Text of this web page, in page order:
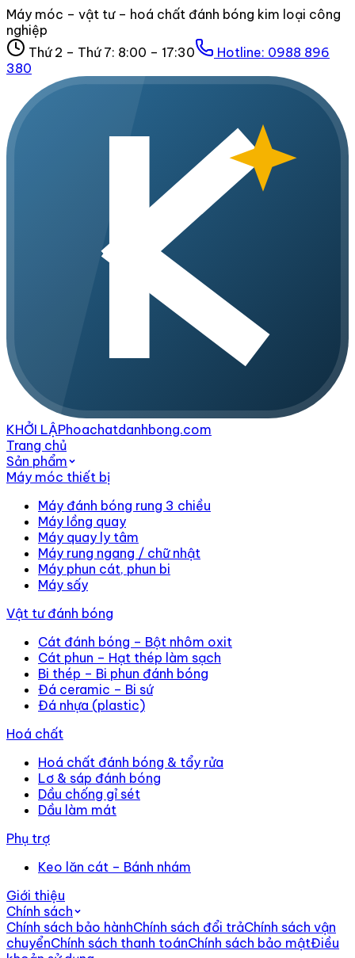
Máy móc – vật tư – hoá chất đánh bóng kim loại công
nghiệp
Thứ 2 – Thứ 7: 8:00 – 17:30
Hotline: 0988 896
380
KHỞI LẬPhoachatdanhbong.com
Trang chủ
Sản phẩm
Máy móc thiết bị
Máy đánh bóng rung 3 chiều
Máy lồng quay
Máy quay ly tâm
Máy rung ngang / chữ nhật
Máy phun cát, phun bi
Máy sấy
Vật tư đánh bóng
Cát đánh bóng – Bột nhôm oxit
Cát phun – Hạt thép làm sạch
Bi thép – Bi phun đánh bóng
Đá ceramic – Bi sứ
Đá nhựa (plastic)
Hoá chất
Hoá chất đánh bóng & tẩy rửa
Lơ & sáp đánh bóng
Dầu chống gỉ sét
Dầu làm mát
Phụ trợ
Keo lăn cát – Bánh nhám
Giới thiệu
Chính sách
Chính sách bảo hànhChính sách đổi trảChính sách vận
chuyểnChính sách thanh toánChính sách bảo mậtĐiều